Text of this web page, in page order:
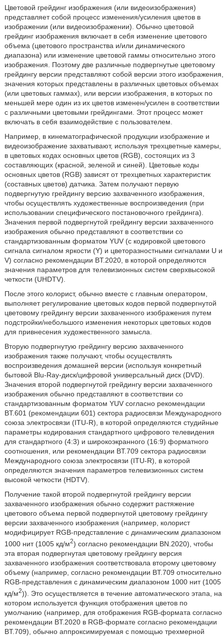
Цветовой грейдинг изображения (или видеоизображения)
представляет собой процесс изменения/усиления цветов в
изображении (или видеоизображении). Обычно цветовой
грейдинг изображения включает в себя изменение цветового
объема (цветового пространства и/или динамического
диапазона) или изменение цветовой гаммы относительно этого
изображения. Поэтому две различные подвергнутые цветовому
грейдингу версии представляют собой версии этого изображения,
значения которых представлены в различных цветовых объемах
(или цветовых гаммах), или версии изображения, в которых по
меньшей мере один из их цветов изменен/усилен в соответствии
с различными цветовыми грейдингами. Этот процесс может
включать в себя взаимодействие с пользователем.
Например, в кинематографической продукции изображение и
видеоизображение захватывают, используя трехцветные камеры,
в цветовых кодах основных цветов (RGB), состоящих из 3
составляющих (красной, зеленой и синей). Цветовые коды
основных цветов (RGB) зависят от трехцветных характеристик
(составных цветов) датчика. Затем получают первую
подвергнутую грейдингу версию захваченного изображения,
чтобы осуществлять художественные воспроизведения (при
использовании специфического постановочного грейдинга).
Значения первой подвергнутой грейдингу версии захваченного
изображения обычно представляют в соответствии со
стандартизованным форматом YUV (с кодировкой цветового
сигнала сигналом яркости (Y) и цветоразностными сигналами U и
V) согласно рекомендации BT.2020, в которой определяются
значения параметров для телевизионных систем сверхвысокой
четкости (UHDTV).
После этого колорист, обычно вместе с главным оператором,
выполняет регулирование цветовых кодов первой подвергнутой
цветовому грейдингу версии захваченного изображения путем
подстройки/небольшого изменения некоторых цветовых кодов
для привнесения художественного замысла.
Вторую подвергнутую грейдингу версию захваченного
изображения также получают, чтобы осуществлять
воспроизведения домашней версии (используя конкретный
бытовой Blu-Ray-диск/цифровой универсальный диск (DVD).
Значения второй подвергнутой грейдингу версии захваченного
изображения обычно представляют в соответствии со
стандартизованным форматом YUV согласно рекомендации
BT.601 (рекомендации 601) сектора радиосвязи Международного
союза электросвязи (ITU-R), в которой определяются студийные
параметры кодирования стандартного цифрового телевидения
для стандартного (4:3) и широкоэкранного (16:9) форматного
соотношения, или рекомендации BT.709 сектора радиосвязи
Международного союза электросвязи (ITU-R), в которой
определяются значения параметров телевизионных систем
высокой четкости (HDTV).
Получение такой второй подвергнутой грейдингу версии
захваченного изображения обычно содержит растяжение
цветового объема первой подвергнутой цветовому грейдингу
версии захваченного изображения (например, колорист
модифицирует RGB-представление с динамическим диапазоном
1000 нит (1005 кд/м2) согласно рекомендации BN.2020), чтобы
эта вторая подвергнутая цветовому грейдингу версия
захваченного изображения соответствовала второму цветовому
объему (например, согласно рекомендации BT.709 относительно
RGB-представления с динамическим диапазоном 1000 нит (1005
кд/м2)). Это осуществляется в течение автоматического этапа, на
котором используется функция отображения цветов по
умолчанию (например, для отображения RGB-формата согласно
рекомендации BT.2020 в RGB-формате согласно рекомендации
BT.709), обычно аппроксимируемая с помощью трехмерной